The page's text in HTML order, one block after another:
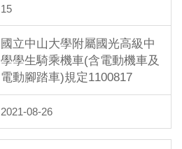
15
國立中山大學附屬國光高級中
學學生騎乘機車(含電動機車及
電動腳踏車)規定1100817
2021-08-26